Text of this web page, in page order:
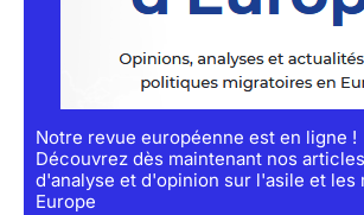
Notre revue européenne est en ligne !
Découvrez dès maintenant nos
d'analyse et d'opinion sur l'asile et les
Europe